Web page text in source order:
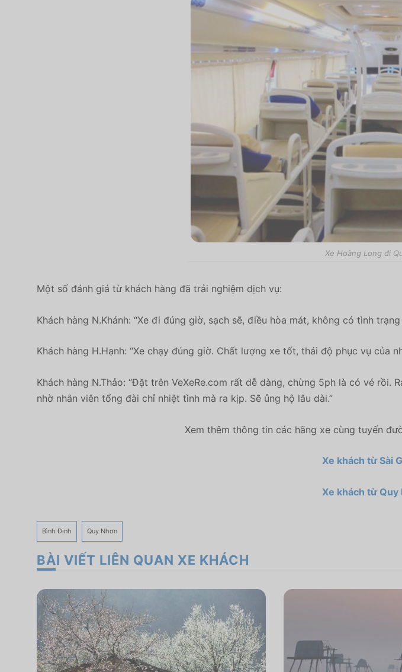
Xe Hoàng Long đi
Một số đánh giá từ khách hàng đã trải nghiệm dịch vụ:
Khách hàng N.Khánh: “Xe đi đúng giờ, sạch sẽ, điều hòa mát, không có tình
Khách hàng H.Hạnh: “Xe chạy đúng giờ. Chất lượng xe tốt, thái độ phục vụ của
Khách hàng N.Thảo: “Đặt trên VeXeRe.com rất dễ dàng, chừng 5ph là có vé
nhờ nhân viên tổng đài chỉ nhiệt tình mà ra kịp. Sẽ ủng hộ lâu dài.”
Xem thêm thông tin các hãng xe cùng tuyến
Xe khách từ Sài
Xe khách từ Quy
Bình Định Quy Nhơn
BÀI VIẾT LIÊN QUAN XE KHÁCH